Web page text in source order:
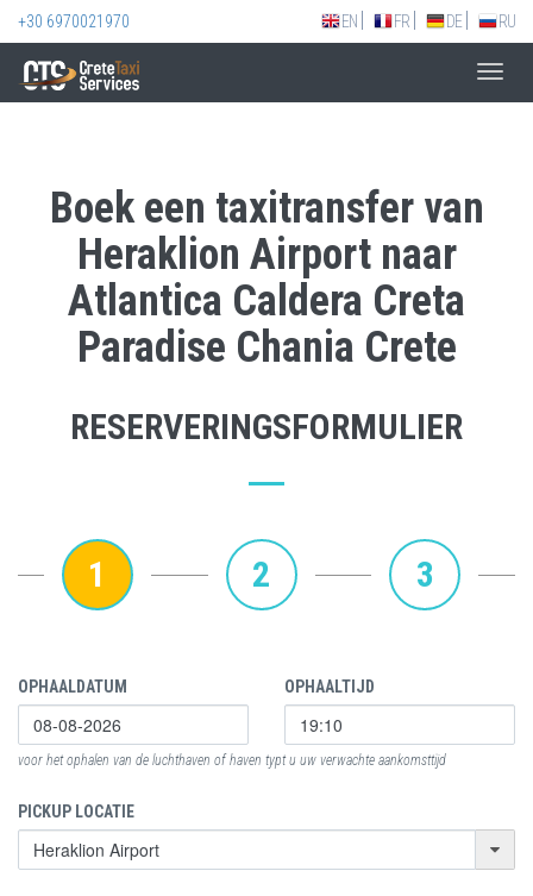
+30 6970021970 EN FR DE RU
Boek een taxitransfer van
Heraklion Airport naar
Atlantica Caldera Creta
Paradise Chania Crete
RESERVERINGSFORMULIER
1 2 3
OPHAALDATUM OPHAALTIJD
voor het ophalen van de luchthaven of haven typt u uw verwachte aankomsttijd
PICKUP LOCATIE